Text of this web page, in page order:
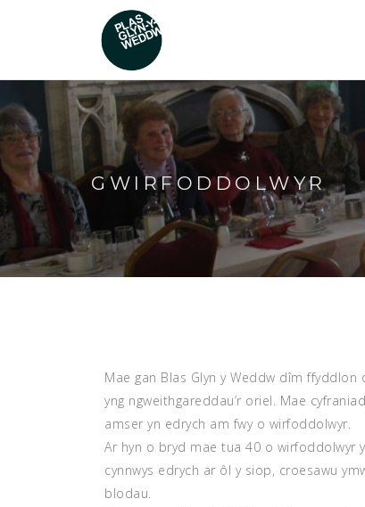
GWIRFODDOLWYR
Mae gan Blas Glyn y Weddw dîm
yng ngweithgareddau’r oriel. Mae
amser yn edrych am fwy o wirfoddolwyr.
Ar hyn o bryd mae tua 40 o wirfoddolwyr
cynnwys edrych ar ôl y siop, croesawu
blodau.